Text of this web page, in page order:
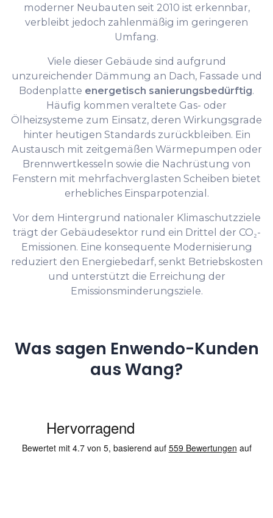
moderner Neubauten seit 2010 ist erkennbar,
verbleibt jedoch zahlenmäßig im geringeren
Umfang.
Viele dieser Gebäude sind aufgrund
unzureichender Dämmung an Dach, Fassade und
Bodenplatte energetisch sanierungsbedürftig.
Häufig kommen veraltete Gas- oder
Ölheizsysteme zum Einsatz, deren Wirkungsgrade
hinter heutigen Standards zurückbleiben. Ein
Austausch mit zeitgemäßen Wärmepumpen oder
Brennwertkesseln sowie die Nachrüstung von
Fenstern mit mehrfachverglasten Scheiben bietet
erhebliches Einsparpotenzial.
Vor dem Hintergrund nationaler Klimaschutzziele
trägt der Gebäudesektor rund ein Drittel der CO₂-
Emissionen. Eine konsequente Modernisierung
reduziert den Energiebedarf, senkt Betriebskosten
und unterstützt die Erreichung der
Emissionsminderungsziele.
Was sagen Enwendo-Kunden
aus Wang?